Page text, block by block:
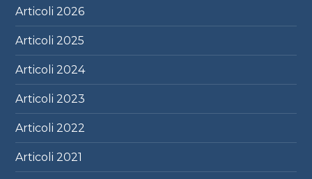
Articoli2026
Articoli2025
Articoli2024
Articoli2023
Articoli2022
Articoli2021